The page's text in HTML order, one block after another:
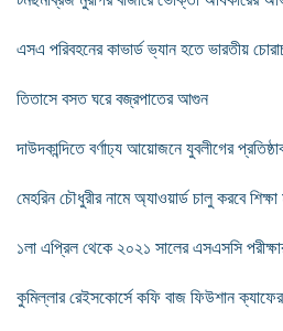
এসএ পরিবহনের কাভার্ড ভ্যান হতে ভারতীয়
তিতাসে বসত ঘরে বজ্রপাতের আগুন
দাউদকান্দিতে বর্ণাঢ্য আয়োজনে যুবলীগের
মেহরিন চৌধুরীর নামে অ্যাওয়ার্ড চালু করবে
১লা এপ্রিল থেকে ২০২১ সালের এসএসসি
কুমিল্লার রেইসকোর্সে কফি বাজ ফিউশান